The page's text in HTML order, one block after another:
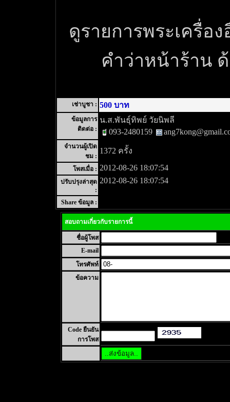
ดูรายการพระเครื่อ
คำว่าหน้าร้าน
เช่าบูชา : 500 บาท
ข้อมูลการ
ติดต่อ :
น.ส.พันธุ์ทิพย์ วัยนิพลี
093-2480159
จำนวนผู้เปิด
ชม :
1372 ครั้ง
โพสเมื่อ : 2012-08-26 18:07:54
ปรับปรุงล่าสุด
:
2012-08-26 18:07:54
Share ข้อมูล :
สอบถามเกี่ยวกับรายการนี้
ชื่อผู้โพส
E-mail
โทรศัพท์
ข้อความ
Code ยืนยัน
การโพส